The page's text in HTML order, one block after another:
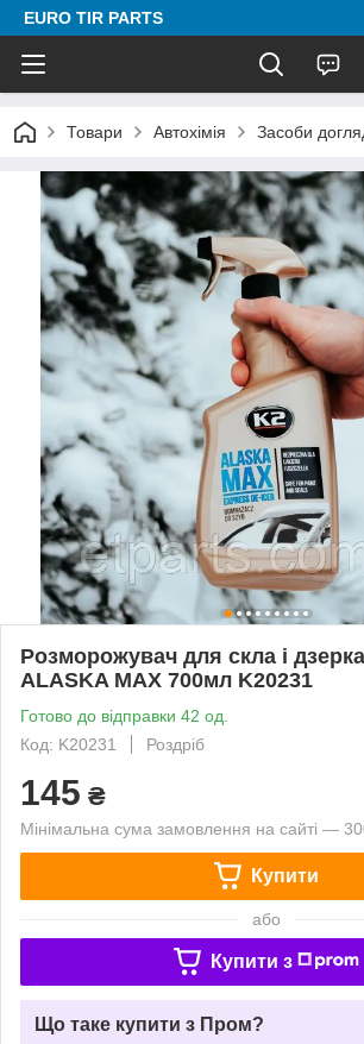
EURO TIR PARTS
Товари Автохімія Засоби
Розморожувач для скла і
ALASKA MAX 700мл K20231
Готово до відправки 42 од.
Код: K20231
Роздріб
145 ₴
Мінімальна сума замовлення на сайті —
Купити
або
Купити з
Що таке купити з Пром?